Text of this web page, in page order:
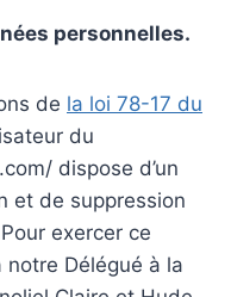
personnelles.
de la loi 78-17 du
du
dispose d’un
et de suppression
exercer ce
Délégué à la